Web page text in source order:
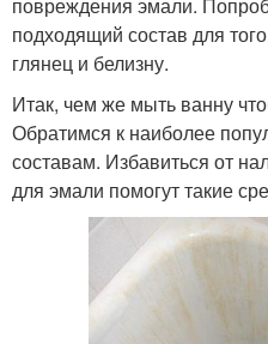
подходящий состав для
глянец и белизну.
Итак, чем же мыть ванну
Обратимся к наиболее
составам. Избавиться от
для эмали помогут такие